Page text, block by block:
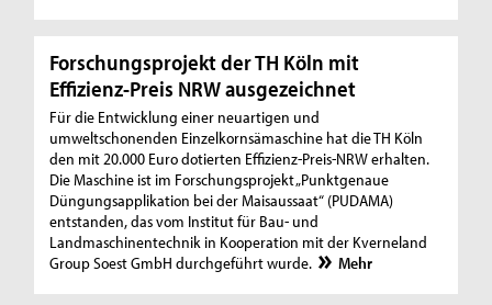
Forschungsprojekt der TH Köln mit
Effizienz-Preis NRW ausgezeichnet
Für die Entwicklung einer neuartigen und
umweltschonenden Einzelkornsämaschine hat die TH Köln
den mit 20.000 Euro dotierten Effizienz-Preis-NRW erhalten.
Die Maschine ist im Forschungsprojekt „Punktgenaue
Düngungsapplikation bei der Maisaussaat“ (PUDAMA)
entstanden, das vom Institut für Bau- und
Landmaschinentechnik in Kooperation mit der Kverneland
Group Soest GmbH durchgeführt wurde.
Mehr